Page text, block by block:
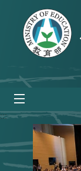
跳到主要內容區塊
:::